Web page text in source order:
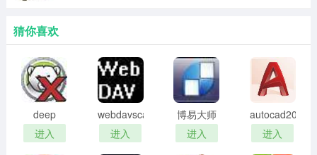
猜你喜欢
deep
freeze
password
进入
webdavscan
客户端
(web漏洞
进入
博易大师
资管版
进入
autocad2002
迷你版
进入